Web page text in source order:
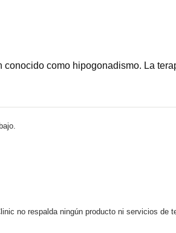
como hipogonadismo. La
no respalda ningún producto ni servicios de